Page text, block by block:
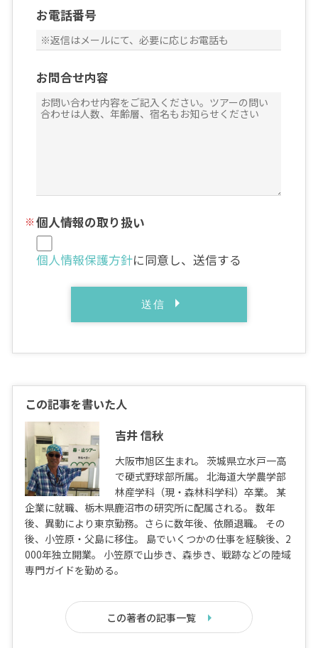
お電話番号
お問合せ内容
個人情報の取り扱い
個人情報保護方針に同意し、送信する
この記事を書いた人
吉井 信秋
大阪市旭区生まれ。 茨城県立水戸一高
で硬式野球部所属。 北海道大学農学部
林産学科（現・森林科学科）卒業。 某
企業に就職、栃木県鹿沼市の研究所に配属される。 数年
後、異動により東京勤務。さらに数年後、依願退職。 その
後、小笠原・父島に移住。 島でいくつかの仕事を経験後、2
000年独立開業。 小笠原で山歩き、森歩き、戦跡などの陸域
専門ガイドを勤める。
この著者の記事一覧